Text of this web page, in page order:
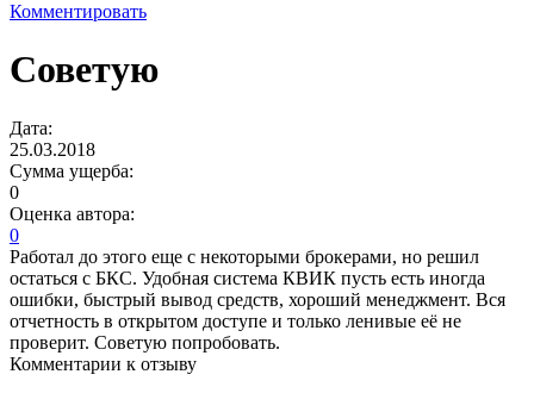
Комментировать
Советую
Дата:
25.03.2018
Сумма ущерба:
0
Оценка автора:
0
Работал до этого еще с некоторыми брокерами, но решил
остаться с БКС. Удобная система КВИК пусть есть иногда
ошибки, быстрый вывод средств, хороший менеджмент. Вся
отчетность в открытом доступе и только ленивые её не
проверит. Советую попробовать.
Комментарии к отзыву